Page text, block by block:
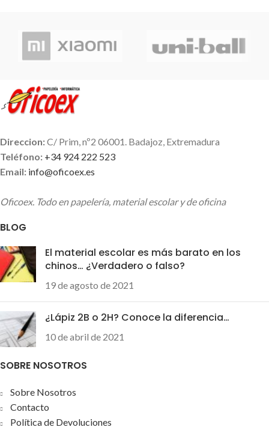
Direccion:C/ Prim, nº2 06001. Badajoz, Extremadura
Teléfono: +34 924 222 523
Email: info@oficoex.es
Oficoex. Todo en papelería, material escolar y de oficina
BLOG
El material escolar es más barato en los
chinos… ¿Verdadero o falso?
19 de agosto de 2021
¿Lápiz 2B o 2H? Conoce la diferencia…
10 de abril de 2021
SOBRE NOSOTROS
Sobre Nosotros
Contacto
Política de Devoluciones